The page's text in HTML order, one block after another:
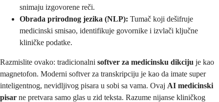
snimaju izgovorene reči.
Obrada prirodnog jezika (NLP): Tumač koji dešifruje
medicinski smisao, identifikuje govornike i izvlači ključne
kliničke podatke.
Razmislite ovako: tradicionalni softver za medicinsku dikciju je kao
magnetofon. Moderni softver za transkripciju je kao da imate super
inteligentnog, nevidljivog pisara u sobi sa vama. Ovaj AI medicinski
pisar ne pretvara samo glas u zid teksta. Razume nijanse kliničkog